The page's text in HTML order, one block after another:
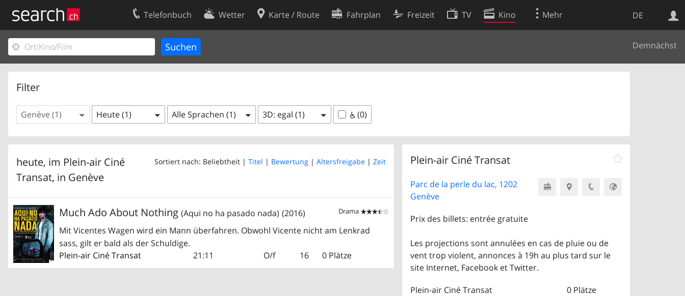
DE
Telefonbuch Wetter Karte / Route Fahrplan Freizeit TV Kino Mehr
Demnächst
Filter
Genève (1) Heute (1) Alle Sprachen (1) 3D: egal (1) (0)
Sortiert nach: Beliebtheit | Titel | Bewertung| Altersfreigabe | Zeit
heute, im Plein-air Ciné
Transat, in Genève
Drama 

Much Ado About Nothing (Aqui no ha pasado nada) (2016)
Mit Vicentes Wagen wird ein Mann überfahren. Obwohl Vicente nicht am Lenkrad
sass, gilt er bald als der Schuldige.
Plein-air Ciné Transat
21:11 O/f 16 0 Plätze
Plein-air Ciné Transat
Parc de la perle du lac, 1202
Genève
Prix des billets: entrée gratuite
Les projections sont annulées en cas de pluie ou de
vent trop violent, annonces à 19h au plus tard sur le
site Internet, Facebook et Twitter.
Plein-air Ciné Transat
0 Plätze
Ihr Eintrag
Kundencenter Geschäftskunden
Kontakt
Nutzungsbedingungen
Cookie-Einstellungen